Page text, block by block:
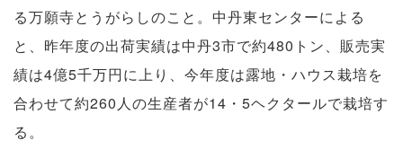
る万願寺とうがらしのこと。中丹東センターによる
と、昨年度の出荷実績は中丹3市で約480トン、販売実
績は4億5千万円に上り、今年度は露地・ハウス栽培を
合わせて約260人の生産者が14・5ヘクタールで栽培す
る。